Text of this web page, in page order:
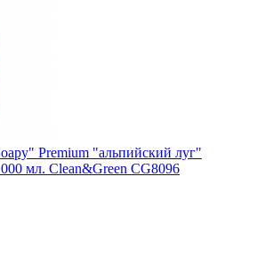
Premium "альпийский луг"
мл. Clean&Green CG8096